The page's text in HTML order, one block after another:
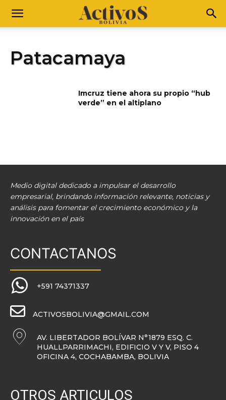
Patacamaya
Imcruz tiene ahora su propio “hub
verde” en el altiplano
Medio digital dedicado a impulsar el desarrollo
empresarial, brindando información relevante, noticias y
análisis para fomentar el crecimiento económico y la
innovación en el país
CONTACTANOS
+591 74371337
ACTIVOSBOLIVIA@GMAIL.COM
AV. LIBERTADOR BOLÍVAR N°1879 ESQ. C.
HUALLPARRIMACHI, EDIFICIO V Y V, PISO 4
OFICINA 4, COCHABAMBA, BOLIVIA
OTROS ARTICULOS